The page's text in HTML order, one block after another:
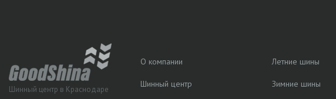
Шинный центр в Краснодаре
О компании
Шинный центр
Летние шины
Зимние шины